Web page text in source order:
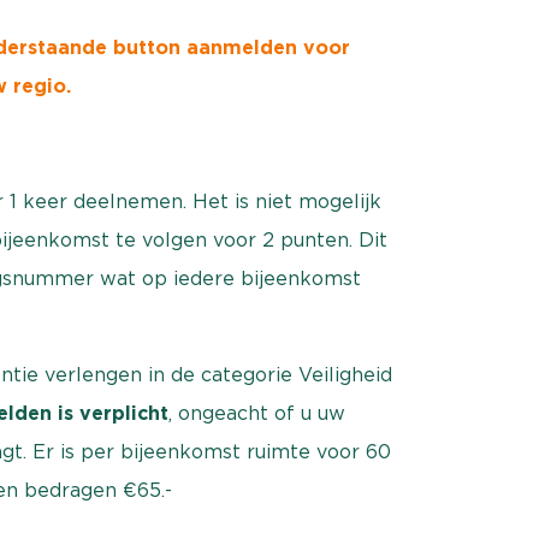
button aanmelden voor
regio.
1 keer deelnemen. Het is niet mogelijk
te volgen voor 2 punten. Dit
wat op iedere bijeenkomst
verlengen in de categorie Veiligheid
is verplicht, ongeacht of u uw
Er is per bijeenkomst ruimte voor 60
bedragen €65.-